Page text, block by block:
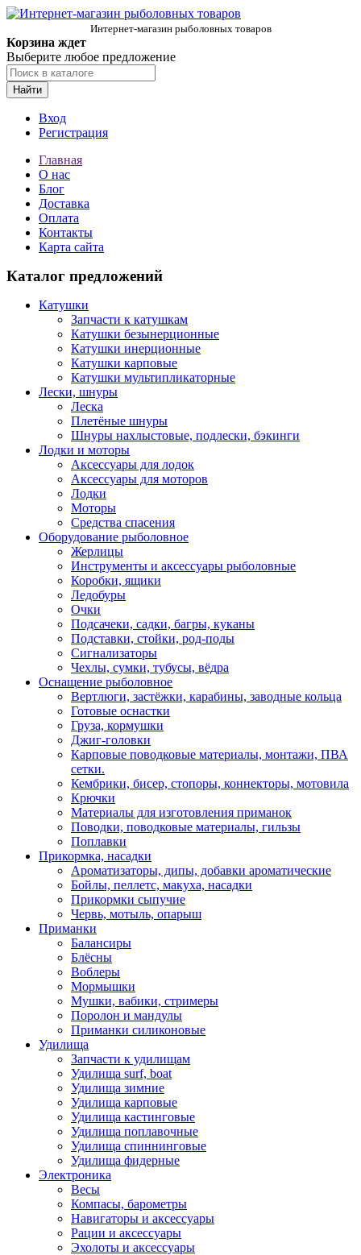
Интернет-магазин рыболовных товаров
Корзина ждет
Выберите любое предложение
Найти
Вход
Регистрация
Главная
О нас
Блог
Доставка
Оплата
Контакты
Карта сайта
Каталог предложений
Катушки
Запчасти к катушкам
Катушки безынерционные
Катушки инерционные
Катушки карповые
Катушки мультипликаторные
Лески, шнуры
Леска
Плетёные шнуры
Шнуры нахлыстовые, подлески, бэкинги
Лодки и моторы
Аксессуары для лодок
Аксессуары для моторов
Лодки
Моторы
Средства спасения
Оборудование рыболовное
Жерлицы
Инструменты и аксессуары рыболовные
Коробки, ящики
Ледобуры
Очки
Подсачеки, садки, багры, куканы
Подставки, стойки, род-поды
Сигнализаторы
Чехлы, сумки, тубусы, вёдра
Оснащение рыболовное
Вертлюги, застёжки, карабины, заводные кольца
Готовые оснастки
Груза, кормушки
Джиг-головки
Карповые поводковые материалы, монтажи, ПВА
сетки.
Кембрики, бисер, стопоры, коннекторы, мотовила
Крючки
Материалы для изготовления приманок
Поводки, поводковые материалы, гильзы
Поплавки
Прикормка, насадки
Ароматизаторы, дипы, добавки ароматические
Бойлы, пеллетс, макуха, насадки
Прикормки сыпучие
Червь, мотыль, опарыш
Приманки
Балансиры
Блёсны
Воблеры
Мормышки
Мушки, вабики, стримеры
Поролон и мандулы
Приманки силиконовые
Удилища
Запчасти к удилищам
Удилища surf, boat
Удилища зимние
Удилища карповые
Удилища кастинговые
Удилища поплавочные
Удилища спиннинговые
Удилища фидерные
Электроника
Весы
Компасы, барометры
Навигаторы и аксессуары
Рации и аксессуары
Эхолоты и аксессуары